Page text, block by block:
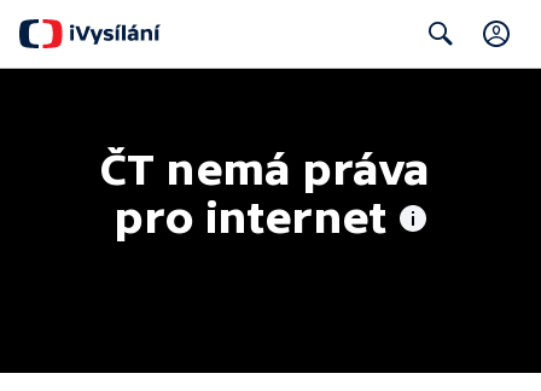
ČT nemá práva
pro internet